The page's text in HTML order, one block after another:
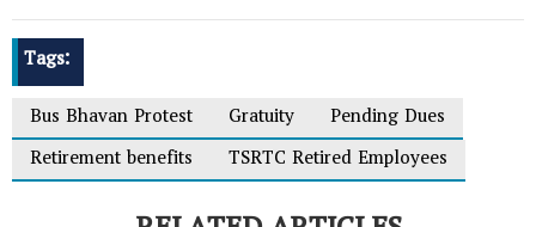
Tags:
Bus Bhavan Protest
Gratuity
Pending Dues
Retirement benefits
TSRTC Retired Employees